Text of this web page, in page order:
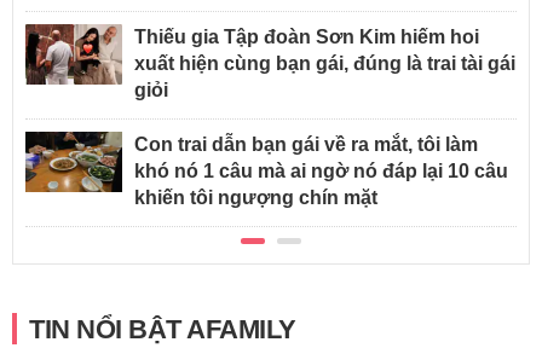
Thiếu gia Tập đoàn Sơn Kim hiếm hoi
xuất hiện cùng bạn gái, đúng là trai tài gái
giỏi
Con trai dẫn bạn gái về ra mắt, tôi làm
khó nó 1 câu mà ai ngờ nó đáp lại 10 câu
khiến tôi ngượng chín mặt
TIN NỔI BẬT AFAMILY